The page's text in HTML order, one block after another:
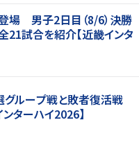
場 男子2日目（8/6）決勝
21試合を紹介【近畿インタ
グループ戦と敗者復活戦
ターハイ2026】